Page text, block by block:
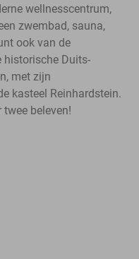
wellnesscentrum,
zwembad, sauna,
ook van de
historische Duits-
met zijn
kasteel Reinhardstein.
beleven!